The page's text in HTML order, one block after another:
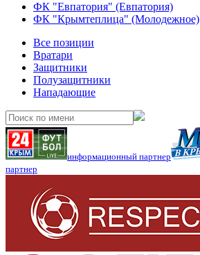
ФК "Евпатория" (Евпатория)
ФК "Крымтеплица" (Молодежное)
Все позиции
Вратари
Защитники
Полузащитники
Нападающие
информационный партнер
партнер